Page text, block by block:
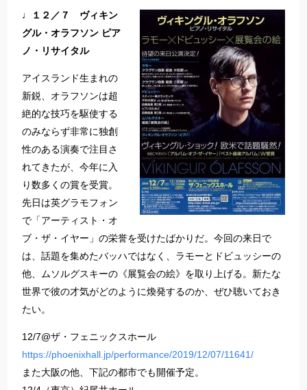
♩１２／７ ヴィキン
グル・オラフソン ピア
ノ・リサイタル
アイスランド生まれの
新鋭、オラフソンは超
絶的な技巧を駆使する
のみならず非常に独創
性のある演奏で注目さ
れてきたが、今年に入
り数多くの賞を受賞。
先日は英グラモフォン
で「アーティスト・オ
ブ・ザ・イヤー」の栄誉を受けたばかりだ。今回の来日で
は、話題を集めたバッハではなく、ラモーとドビュッシーの
他、ムソルグスキーの《展覧会の絵》を取り上げる。新たな
世界で彼の才気がどのように煥発するのか、ぜひ聴いておき
たい。
12/7@ザ・フェニックスホール
https://phoenixhall.jp/performance/2019/12/07/11641/
また大阪の他、下記の都市でも開催予定。